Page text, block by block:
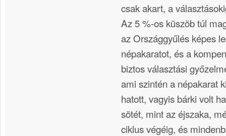
csak akart, a
Az 5 %-os küszöb túl
az Országgyűlés képes
népakaratot, és a
biztos választási
ami szintén a népakarat
hatott, vagyis bárki volt
sötét, mint az éjszaka,
ciklus végéig, és